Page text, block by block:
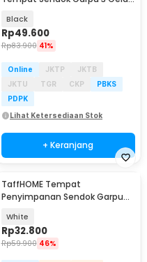
Black
Rp49.600
Rp83.900 41%
Online JKTP
JKTB
JKTU
TGR CKP
PBKS
PDPK
Lihat Ketersediaan Stok
+ Keranjang
TaffHOME Tempat
Penyimpanan Sendok Garpu
210
White
Rp32.800
Rp59.900 46%